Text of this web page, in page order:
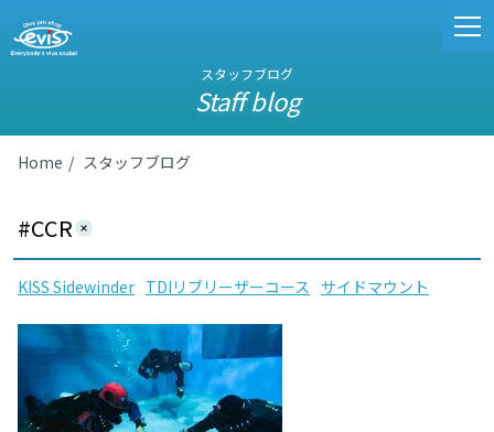
スタッフブログ
Staff blog
Home スタッフブログ
#CCR
KISS Sidewinder TDIリブリーザーコース サイドマウント